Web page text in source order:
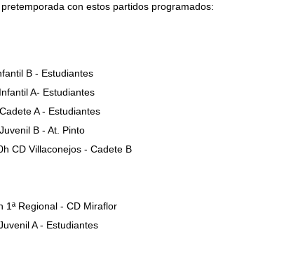
con estos partidos programados:
B - Estudiantes
A- Estudiantes
A - Estudiantes
B - At. Pinto
CD Villaconejos - Cadete B
1ª Regional - CD Miraflor
A - Estudiantes